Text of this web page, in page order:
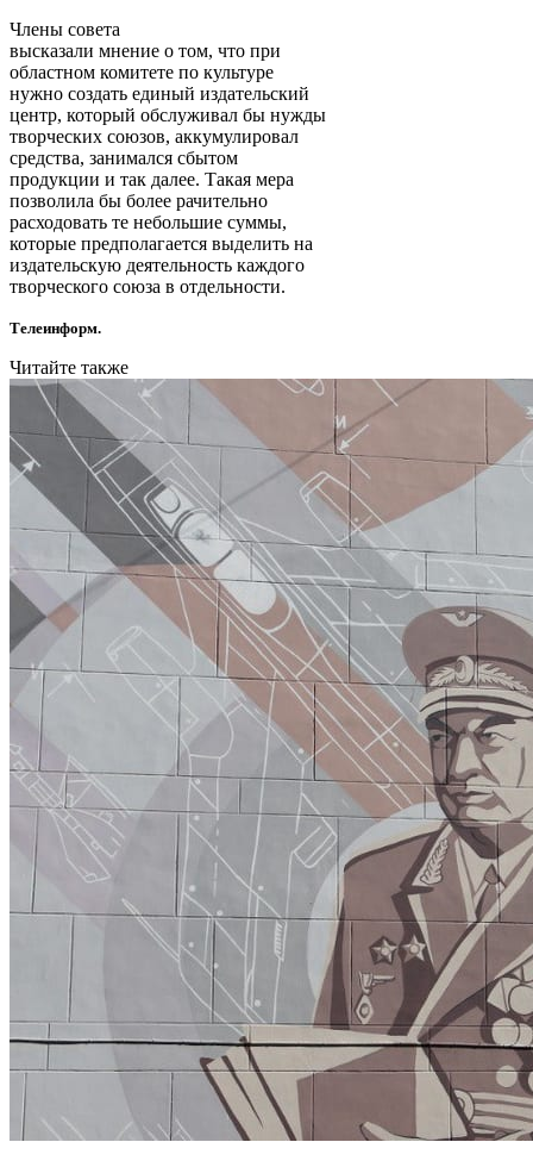
Члены совета
высказали мнение о том, что при
областном комитете по культуре
нужно создать единый издательский
центр, который обслуживал бы нужды
творческих союзов, аккумулировал
средства, занимался сбытом
продукции и так далее. Такая мера
позволила бы более рачительно
расходовать те небольшие суммы,
которые предполагается выделить на
издательскую деятельность каждого
творческого союза в отдельности.
Телеинформ.
Читайте также